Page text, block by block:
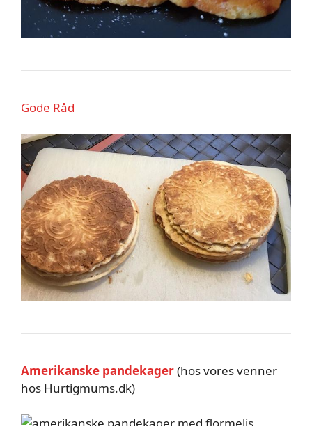
Gode Råd
Amerikanske pandekager(hos vores venner
hos Hurtigmums.dk)